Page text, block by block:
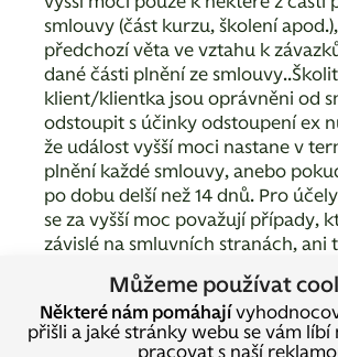
Můžeme používat
Některé nám pomáhají
přišli a jaké stránky webu se vám líbí
pracovat s naší
smlouvy (část kurzu, školení
předchozí věta ve vztahu k
dané části plnění ze
klient/klientka jsou oprávněni od
odstoupit s účinky odstoupení ex
že událost vyšší moci nastane v
plnění každé smlouvy, anebo
po dobu delší než 14 dnů. Pro
se za vyšší moc považují případy,
závislé na smluvních stranách, ani
stranám plnit jejich závazky, vyšší
zejména:
přírodní katastrofy (záplavy,